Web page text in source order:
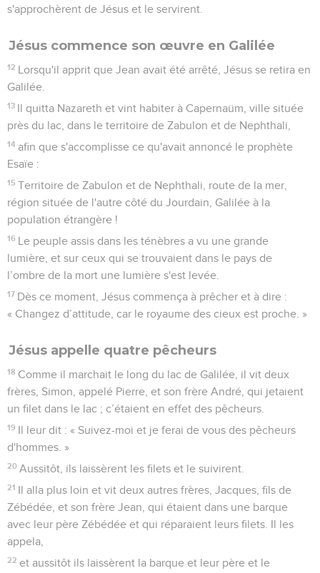
s'approchèrent de Jésus et le servirent.
Jésus commence son œuvre en Galilée
12 Lorsqu'il apprit que Jean avait été arrêté, Jésus se retira en
Galilée.
13 Il quitta Nazareth et vint habiter à Capernaüm, ville située
près du lac, dans le territoire de Zabulon et de Nephthali,
14 afin que s'accomplisse ce qu'avait annoncé le prophète
Esaïe :
15 Territoire de Zabulon et de Nephthali, route de la mer,
région située de l'autre côté du Jourdain, Galilée à la
population étrangère !
16 Le peuple assis dans les ténèbres a vu une grande
lumière, et sur ceux qui se trouvaient dans le pays de
l’ombre de la mort une lumière s'est levée.
17 Dès ce moment, Jésus commença à prêcher et à dire :
« Changez d’attitude, car le royaume des cieux est proche. »
Jésus appelle quatre pêcheurs
18 Comme il marchait le long du lac de Galilée, il vit deux
frères, Simon, appelé Pierre, et son frère André, qui jetaient
un filet dans le lac ; c’étaient en effet des pêcheurs.
19 Il leur dit : « Suivez-moi et je ferai de vous des pêcheurs
d'hommes. »
20 Aussitôt, ils laissèrent les filets et le suivirent.
21 Il alla plus loin et vit deux autres frères, Jacques, fils de
Zébédée, et son frère Jean, qui étaient dans une barque
avec leur père Zébédée et qui réparaient leurs filets. Il les
appela,
22 et aussitôt ils laissèrent la barque et leur père et le